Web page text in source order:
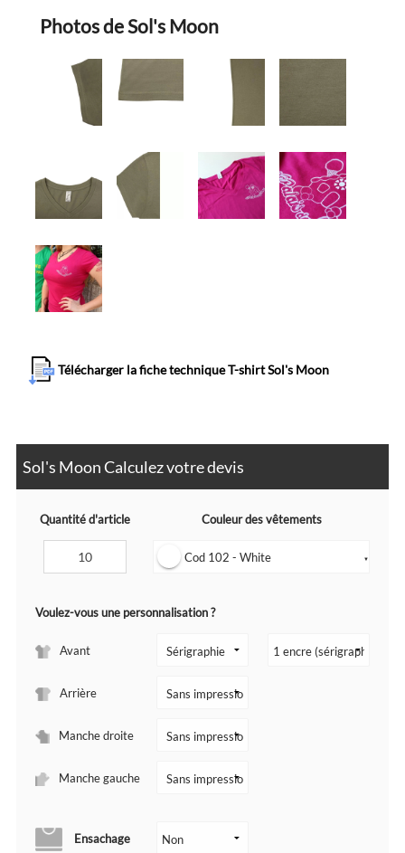
Photos de Sol's Moon
Télécharger la fiche technique T-shirt Sol's Moon
Sol's Moon Calculez votre devis
Quantité d'article Couleur des vêtements
Cod 102 - White ▼
Voulez-vous une personnalisation ?
Avant
Arrière
Manche droite
Manche gauche
Ensachage